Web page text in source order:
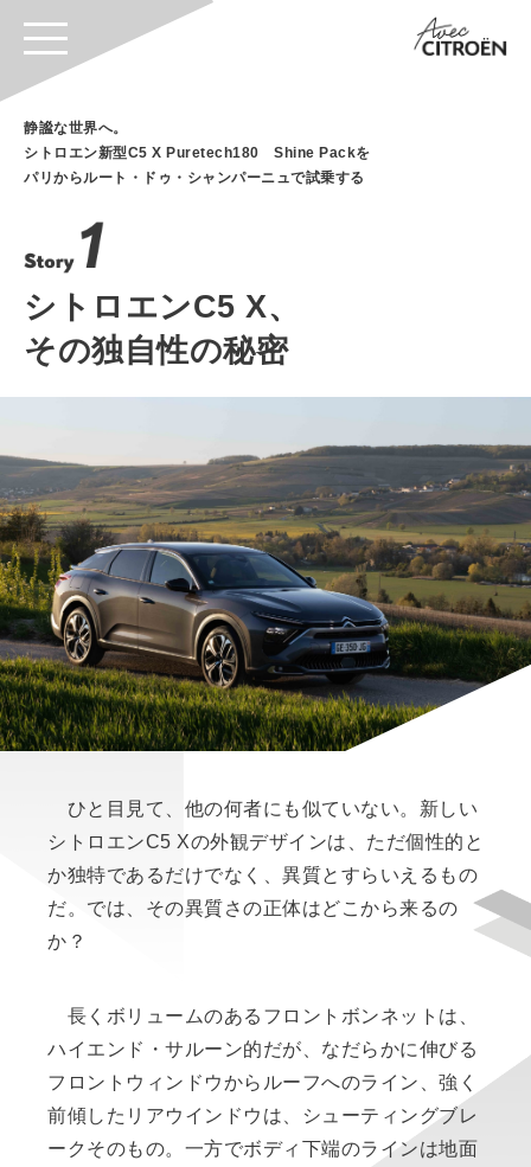
静謐な世界へ。
シトロエン新型C5 X Puretech180 Shine Packを
パリからルート・ドゥ・シャンパーニュで試乗する
シトロエンC5 X、
その独自性の秘密
ひと目見て、他の何者にも似ていない。新しい
シトロエンC5 Xの外観デザインは、ただ個性的と
か独特であるだけでなく、異質とすらいえるもの
だ。では、その異質さの正体はどこから来るの
か？
長くボリュームのあるフロントボンネットは、
ハイエンド・サルーン的だが、なだらかに伸びる
フロントウィンドウからルーフへのライン、強く
前傾したリアウインドウは、シューティングブレ
ークそのもの。一方でボディ下端のラインは地面